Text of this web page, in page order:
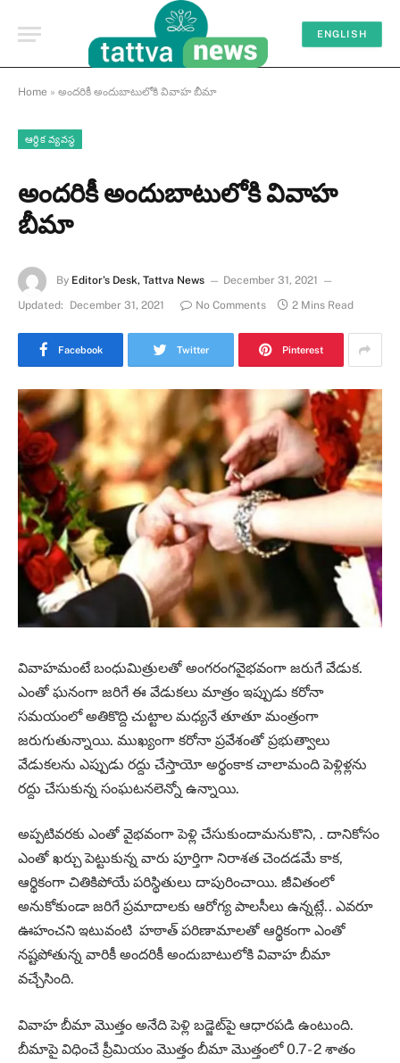
ENGLISH
Home » అందరికీ అందుబాటులోకి వివాహ బీమా
ఆర్థిక వ్యవస్థ
అందరికీ అందుబాటులోకి వివాహ
బీమా
By Editor's Desk, Tattva News
December 31, 2021
Updated:
December 31, 2021 No Comments 2 Mins Read
Facebook Twitter Pinterest
వివాహమంటే బంధుమిత్రులతో అంగరంగవైభవంగా జరుగే వేడుక.
ఎంతో ఘనంగా జరిగే ఈ వేడుకలు మాత్రం ఇప్పుడు కరోనా
సమయంలో అతికొద్ది చుట్టాల మధ్యనే తూతూ మంత్రంగా
జరుగుతున్నాయి. ముఖ్యంగా కరోనా ప్రవేశంతో ప్రభుత్వాలు
వేడుకలను ఎప్పుడు రద్దు చేస్తాయో అర్థంకాక చాలామంది పెళ్లిళ్లను
రద్దు చేసుకున్న సంఘటనలెన్నో ఉన్నాయి.
అప్పటివరకు ఎంతో వైభవంగా పెళ్లి చేసుకుందామనుకొని, . దానికోసం
ఎంతో ఖర్చు పెట్టుకున్న వారు పూర్తిగా నిరాశత చెందడమే కాక,
ఆర్థికంగా చితికిపోయే పరిస్థితులు దాపురించాయి. జీవితంలో
అనుకోకుండా జరిగే ప్రమాదాలకు ఆరోగ్య పాలసీలు ఉన్నట్లే.. ఎవరూ
ఊహంచని ఇటువంటి హఠాత్‌ పరిణామాలతో ఆర్థికంగా ఎంతో
నష్టపోతున్న వారికీ అందరికీ అందుబాటులోకి వివాహ బీమా
వచ్చేసింది.
వివాహ బీమా మొత్తం అనేది పెళ్లి బడ్జెట్‌పై ఆధారపడి ఉంటుంది.
బీమాపై విధించే ప్రీమియం మొత్తం బీమా మొత్తంలో 0.7- 2 శాతం